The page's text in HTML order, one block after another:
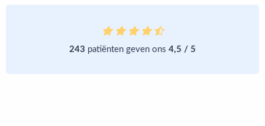
243 patiënten geven ons 4,5 / 5